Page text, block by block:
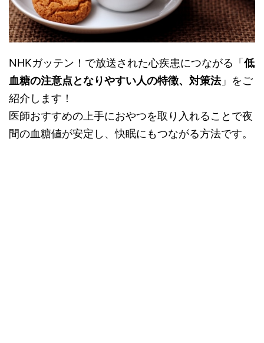
NHKガッテン！で放送された心疾患につながる「低
血糖の注意点となりやすい人の特徴、対策法」をご
紹介します！
医師おすすめの上手におやつを取り入れることで夜
間の血糖値が安定し、快眠にもつながる方法です。